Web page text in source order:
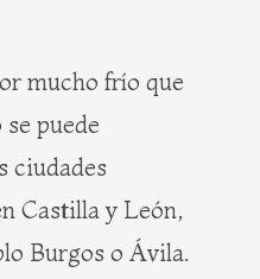
mucho frío que
puede
ciudades
Castilla y León,
Burgos o Ávila.